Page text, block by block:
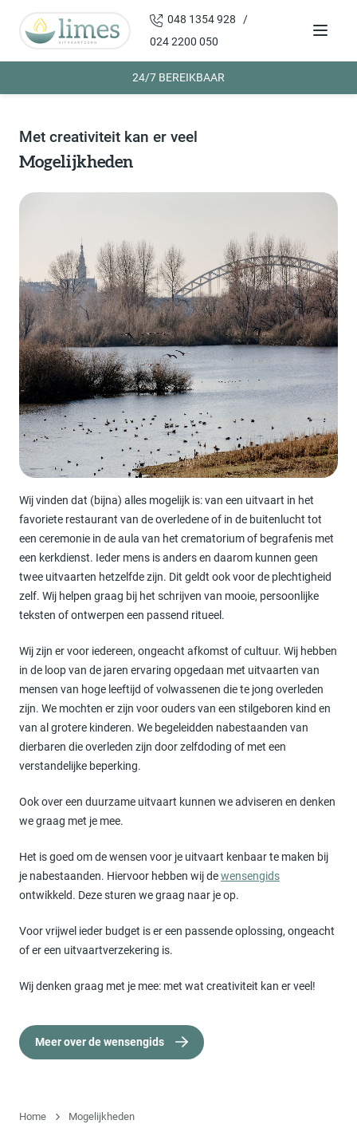
048 1354 928 /
024 2200 050
Menu
24/7 BEREIKBAAR
Met creativiteit kan er veel
Mogelijkheden
Wij vinden dat (bijna) alles mogelijk is: van een uitvaart in het
favoriete restaurant van de overledene of in de buitenlucht tot
een ceremonie in de aula van het crematorium of begrafenis met
een kerkdienst. Ieder mens is anders en daarom kunnen geen
twee uitvaarten hetzelfde zijn. Dit geldt ook voor de plechtigheid
zelf. Wij helpen graag bij het schrijven van mooie, persoonlijke
teksten of ontwerpen een passend ritueel.
Wij zijn er voor iedereen, ongeacht afkomst of cultuur. Wij hebben
in de loop van de jaren ervaring opgedaan met uitvaarten van
mensen van hoge leeftijd of volwassenen die te jong overleden
zijn. We mochten er zijn voor ouders van een stilgeboren kind en
van al grotere kinderen. We begeleidden nabestaanden van
dierbaren die overleden zijn door zelfdoding of met een
verstandelijke beperking.
Ook over een duurzame uitvaart kunnen we adviseren en denken
we graag met je mee.
Het is goed om de wensen voor je uitvaart kenbaar te maken bij
je nabestaanden. Hiervoor hebben wij dewensengids
ontwikkeld. Deze sturen we graag naar je op.
Voor vrijwel ieder budget is er een passende oplossing, ongeacht
of er een uitvaartverzekering is.
Wij denken graag met je mee: met wat creativiteit kan er veel!
Meer over de wensengids
Home Mogelijkheden